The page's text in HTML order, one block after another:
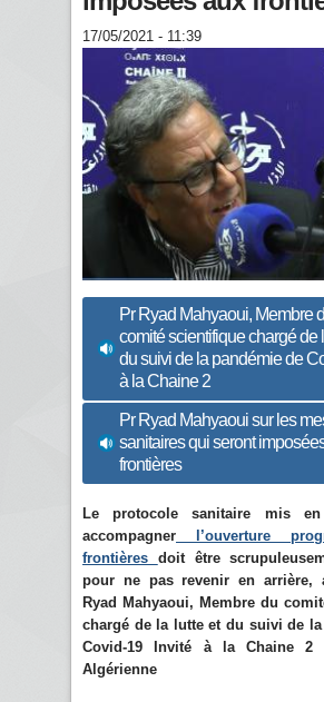
17/05/2021 - 11:39
Pr Ryad Mahyaoui, Membre
comité scientifique chargé de
du suivi de la pandémie de
à la Chaine 2
Pr Ryad Mahyaoui sur les
sanitaires qui seront
frontières
Le protocole sanitaire mis
accompagner l’ouverture
frontières doit être
pour ne pas revenir en arrière,
Ryad Mahyaoui, Membre du
chargé de la lutte et du suivi de
Covid-19 Invité à la Chaine 2
Algérienne